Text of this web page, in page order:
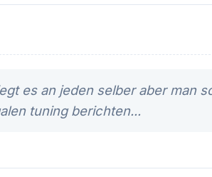
es an jeden selber aber man
tuning berichten...